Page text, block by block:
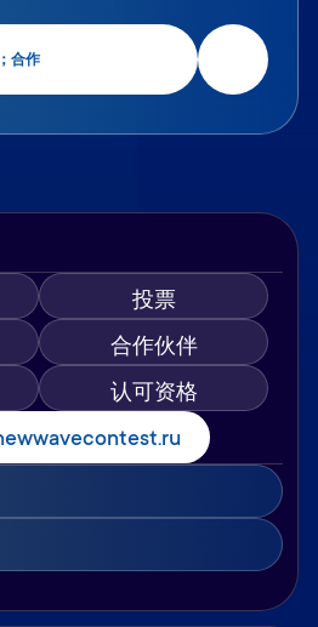
合作
投票
合作伙伴
认可资格